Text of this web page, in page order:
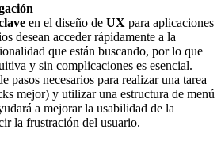
en el diseño de UX para aplicaciones
desean acceder rápidamente a la
que están buscando, por lo que
y sin complicaciones es esencial.
pasos necesarios para realizar una tarea
mejor) y utilizar una estructura de menú
a mejorar la usabilidad de la
la frustración del usuario.